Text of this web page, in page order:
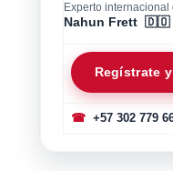
Experto internacional
Nahun Frett 🇩🇴
Regístrate
☎+57 302 779